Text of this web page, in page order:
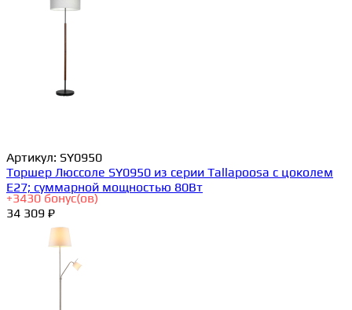
Артикул: SY0950
Торшер Люссоле SY0950 из серии Tallapoosa с цоколем
E27; суммарной мощностью 80Вт
+3430 бонус(ов)
34 309 ₽